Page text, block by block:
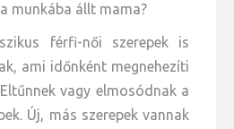
munkába állt mama?
férfi-női szerepek is
ami időnként megnehezíti
vagy elmosódnak a
Új, más szerepek vannak